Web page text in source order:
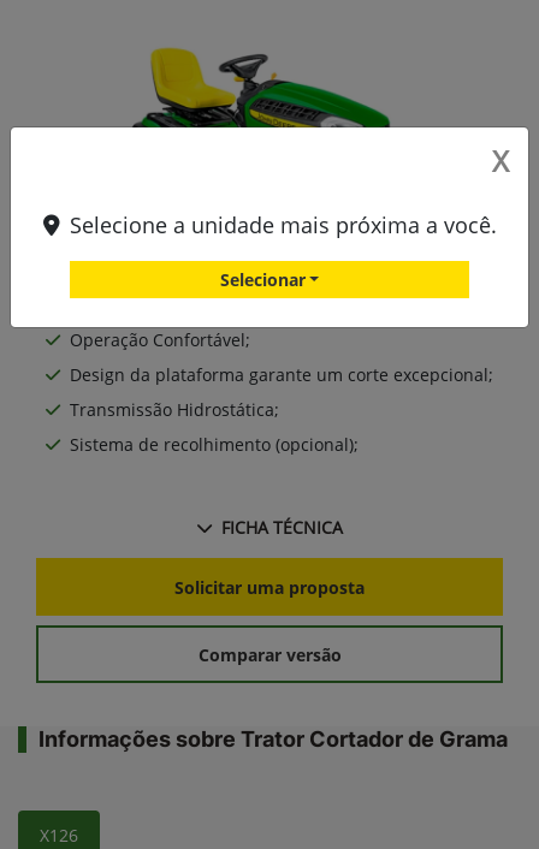
Operação Confortável;
Design da plataforma garante um corte excepcional;
Transmissão Hidrostática;
Sistema de recolhimento (opcional);
FICHA TÉCNICA
Solicitar uma proposta
Comparar versão
Informações sobre Trator Cortador de Grama
X126
X
Selecione a unidade mais próxima a você.
Selecionar